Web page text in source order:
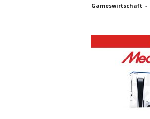
Gameswirtschaft -